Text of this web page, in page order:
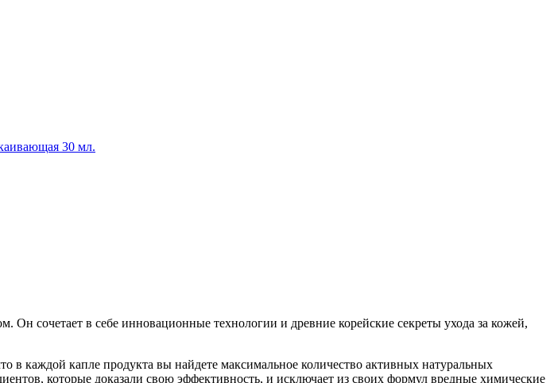
30 мл.
сочетает в себе инновационные технологии и древние корейские секреты ухода за кожей,
каждой капле продукта вы найдете максимальное количество активных натуральных
которые доказали свою эффективность, и исключает из своих формул вредные химические